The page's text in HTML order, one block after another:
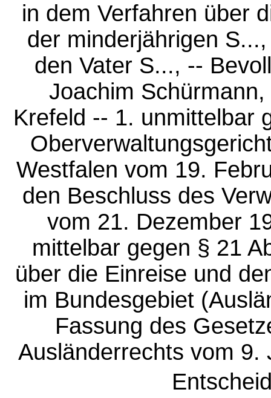
in dem Verfahren über
der minderjährigen
den Vater S..., --
Joachim
Krefeld -- 1. unmittelbar
Westfalen vom 19.
den Beschluss des
vom 21. Dezember
mittelbar gegen § 21
über die Einreise und
im Bundesgebiet
Fassung des
Ausländerrechts vom 9.